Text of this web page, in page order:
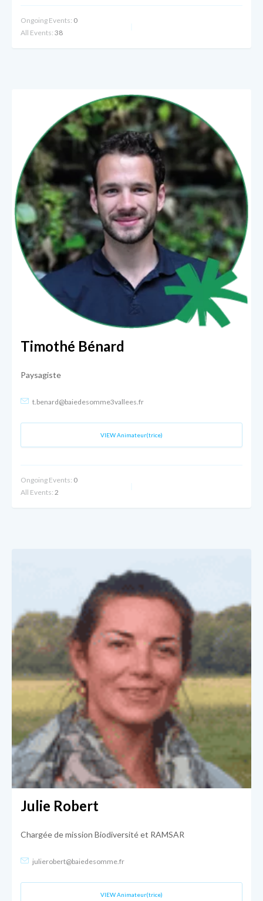
Ongoing Events: 0
All Events: 38
Timothé Bénard
Paysagiste
t.benard@baiedesomme3vallees.fr
VIEW Animateur(trice)
Ongoing Events: 0
All Events: 2
Julie Robert
Chargée de mission Biodiversité et RAMSAR
julierobert@baiedesomme.fr
VIEW Animateur(trice)